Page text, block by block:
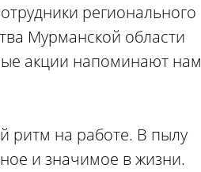
регионального
Мурманской области
акции напоминают нам
ритм на работе. В пылу
и значимое в жизни.